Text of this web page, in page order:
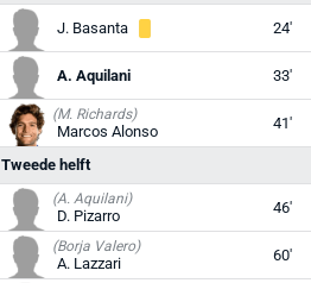
J. Basanta 24'
A. Aquilani 33'
(M. Richards)
Marcos Alonso 41'
Tweede helft
(A. Aquilani)
D. Pizarro 46'
(Borja Valero)
A. Lazzari 60'